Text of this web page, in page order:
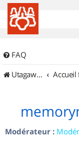
FAQ
UtagawaVTT (Randos VTT et VTTAE avec traces GPS)
Modérateur :